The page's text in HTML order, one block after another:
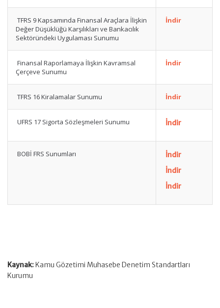
TFRS 9 Kapsamında Finansal Araçlara İlişkin
Değer Düşüklüğü Karşılıkları ve Bankacılık
Sektöründeki Uygulaması Sunumu
İndir
Finansal Raporlamaya İlişkin Kavramsal
Çerçeve Sunumu
İndir
TFRS 16 Kiralamalar Sunumu İndir
UFRS 17 Sigorta Sözleşmeleri Sunumu İndir
BOBİ FRS Sunumları
İndir
İndir
İndir
Kaynak:Kamu Gözetimi Muhasebe Denetim Standartları
Kurumu